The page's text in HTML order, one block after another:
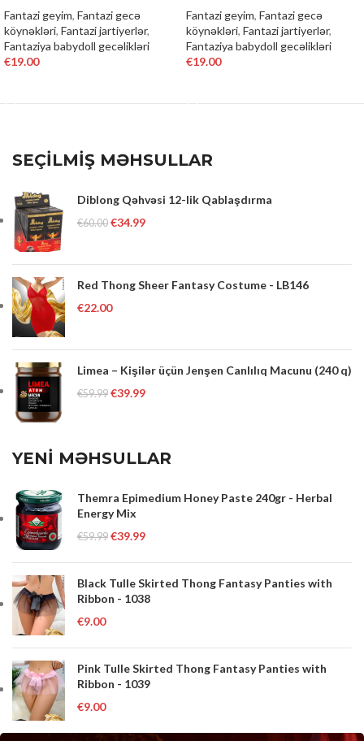
Fantazi geyim, Fantazi gecə
köynəkləri, Fantazi jartiyerlər,
Fantaziya babydoll gecəlikləri
€19.00
Fantazi geyim, Fantazi gecə
köynəkləri, Fantazi jartiyerlər,
Fantaziya babydoll gecəlikləri
€19.00
SEÇİLMİŞ MƏHSULLAR
Diblong Qəhvəsi 12-lik Qablaşdırma
€60.00 €34.99
Red Thong Sheer Fantasy Costume - LB146
€22.00
Limea – Kişilər üçün Jenşen Canlılıq Macunu (240 q)
€59.99 €39.99
YENİ MƏHSULLAR
Themra Epimedium Honey Paste 240gr - Herbal
Energy Mix
€59.99 €39.99
Black Tulle Skirted Thong Fantasy Panties with
Ribbon - 1038
€9.00
Pink Tulle Skirted Thong Fantasy Panties with
Ribbon - 1039
€9.00